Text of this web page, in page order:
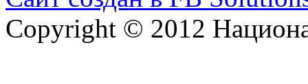
Copyright © 2012